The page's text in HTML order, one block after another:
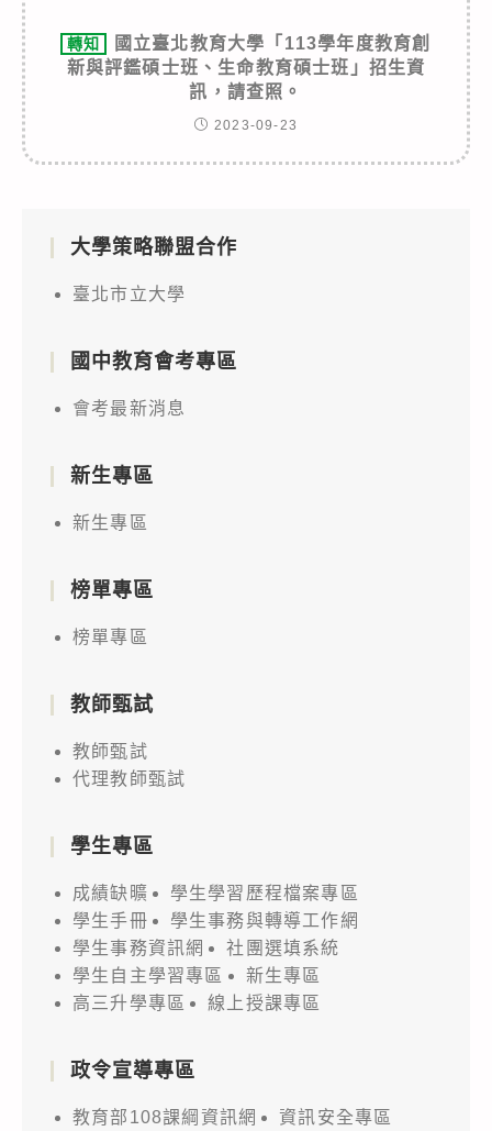
轉知
國立臺北教育大學「113學年度教育創
新與評鑑碩士班、生命教育碩士班」招生資
訊，請查照。
2023-09-23
大學策略聯盟合作
臺北市立大學
國中教育會考專區
會考最新消息
新生專區
新生專區
榜單專區
榜單專區
教師甄試
教師甄試
代理教師甄試
學生專區
成績缺曠
學生學習歷程檔案專區
學生手冊
學生事務與轉導工作網
學生事務資訊網
社團選填系統
學生自主學習專區
新生專區
高三升學專區
線上授課專區
政令宣導專區
教育部108課綱資訊網 資訊安全專區